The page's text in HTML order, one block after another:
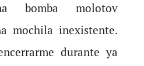
bomba molotov
mochila inexistente.
durante ya